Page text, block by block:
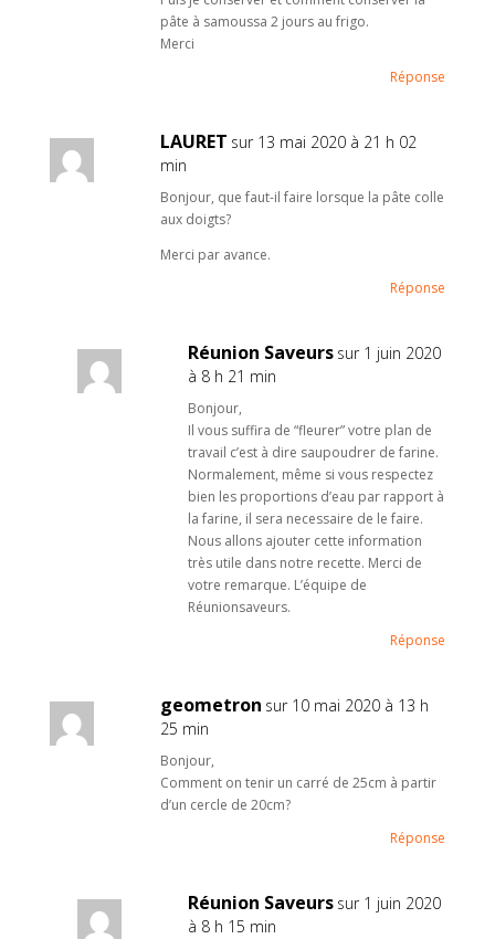
pâte à samoussa 2 jours au frigo.
Merci
Réponse
LAURET sur 13 mai 2020 à 21 h 02
min
Bonjour, que faut-il faire lorsque la pâte colle
aux doigts?
Merci par avance.
Réponse
Réunion Saveurs sur 1 juin 2020
à 8 h 21 min
Bonjour,
Il vous suffira de “fleurer” votre plan de
travail c’est à dire saupoudrer de farine.
Normalement, même si vous respectez
bien les proportions d’eau par rapport à
la farine, il sera necessaire de le faire.
Nous allons ajouter cette information
très utile dans notre recette. Merci de
votre remarque. L’équipe de
Réunionsaveurs.
Réponse
geometron sur 10 mai 2020 à 13 h
25 min
Bonjour,
Comment on tenir un carré de 25cm à partir
d’un cercle de 20cm?
Réponse
Réunion Saveurs sur 1 juin 2020
à 8 h 15 min